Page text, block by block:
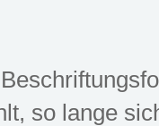
so lange